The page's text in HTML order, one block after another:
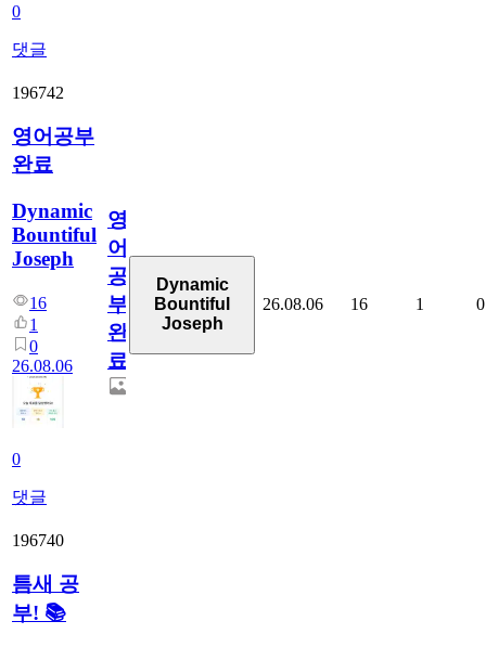
0
댓글
196742
영어공부
완료
Dynamic
Bountiful
Joseph
16
1
0
26.08.06
0
댓글
영
어
공
부
완
료
Dynamic
Bountiful
Joseph
26.08.06 16 1 0
196740
틈새 공
부! 📚